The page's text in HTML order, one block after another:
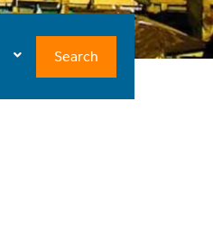
Search